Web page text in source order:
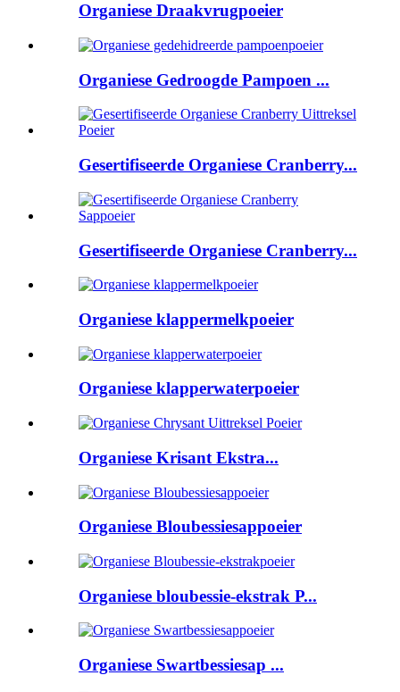
Organiese Draakvrugpoeier
Organiese Gedroogde Pampoen ...
Gesertifiseerde Organiese Cranberry...
Gesertifiseerde Organiese Cranberry...
Organiese klappermelkpoeier
Organiese klapperwaterpoeier
Organiese Krisant Ekstra...
Organiese Bloubessiesappoeier
Organiese bloubessie-ekstrak P...
Organiese Swartbessiesap ...